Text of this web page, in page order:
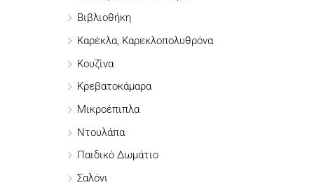
Βιβλιοθήκη
Καρέκλα, Καρεκλοπολυθρόνα
Κουζίνα
Κρεβατοκάμαρα
Μικροέπιπλα
Ντουλάπα
Παιδικό Δωμάτιο
Σαλόνι